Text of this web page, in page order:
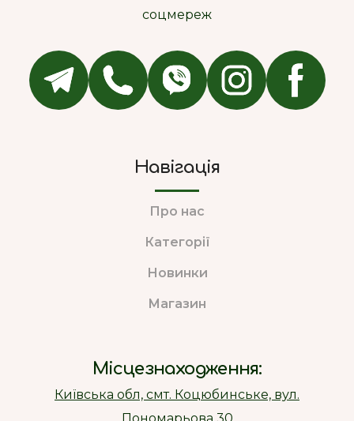
соцмереж
Навігація
Про нас
Категорії
Новинки
Магазин
Місцезнаходження:
Київська обл, смт. Коцюбинське, вул.